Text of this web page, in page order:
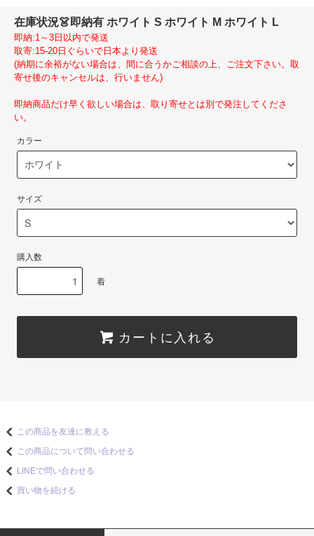
在庫状況👗即納有 ホワイト S ホワイト M ホワイト L
即納:1～3日以内で発送
取寄:15-20日ぐらいで日本より発送
(納期に余裕がない場合は、間に合うかご相談の上、ご注文下さい。取
寄せ後のキャンセルは、行いません)
即納商品だけ早く欲しい場合は、取り寄せとは別で発注してくださ
い。
カラー
サイズ
購入数
着
カートに入れる
この商品を友達に教える
この商品について問い合わせる
LINEで問い合わせる
買い物を続ける